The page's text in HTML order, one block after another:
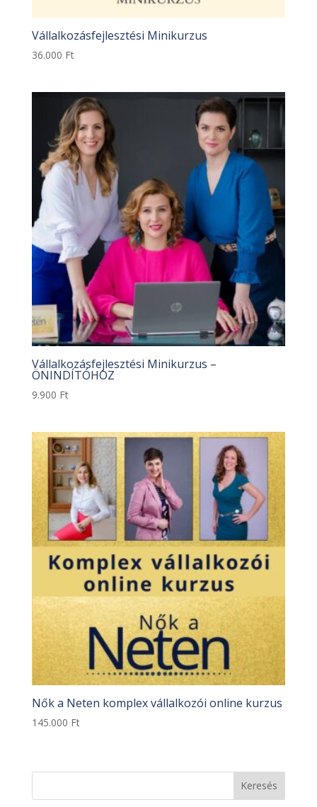
Vállalkozásfejlesztési Minikurzus
36.000 Ft
Vállalkozásfejlesztési Minikurzus –
ÖNINDÍTÓHOZ
9.900 Ft
Nők a Neten komplex vállalkozói online kurzus
145.000 Ft